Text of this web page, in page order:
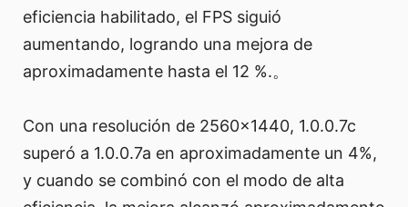
eficiencia habilitado, el FPS siguió
aumentando, logrando una mejora de
aproximadamente hasta el 12 %.。
Con una resolución de 2560x1440, 1.0.0.7c
superó a 1.0.0.7a en aproximadamente un 4%,
y cuando se combinó con el modo de alta